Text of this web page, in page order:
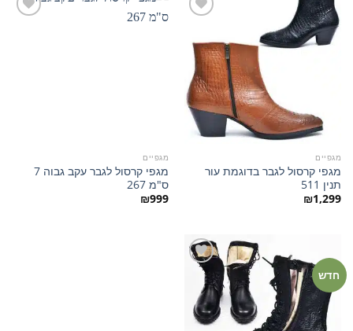
הוסף
למועדפים
מגפיים
מגפי קרסול לגבר בדוגמת עור
תנין 511
₪1,299
מגפיים
מגפי קרסול לגבר עקב גבוה 7
ס"מ 267
₪999
חדש
הוסף
למועדפים